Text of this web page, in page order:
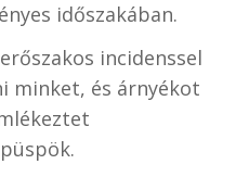
időszakában.
incidenssel
minket, és árnyékot
püspök.